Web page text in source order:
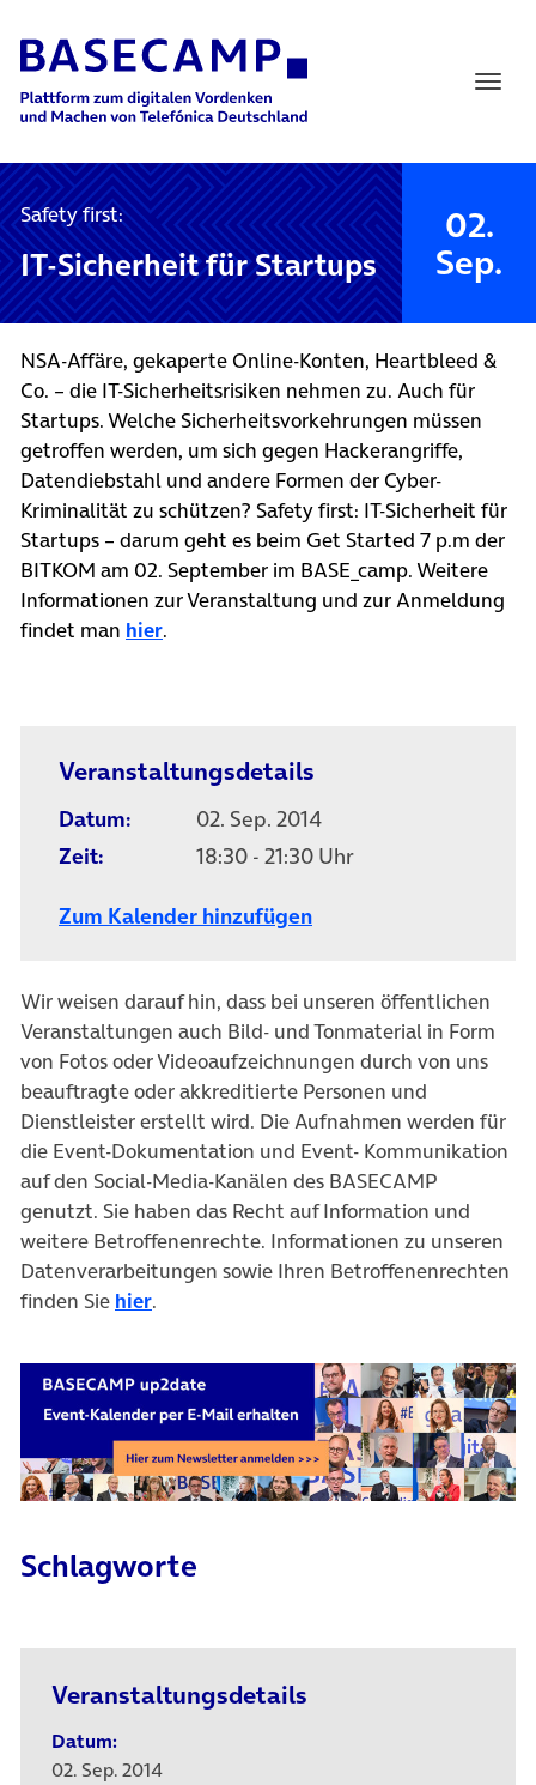
Main Navigation
Safety first:
IT-Sicherheit für Startups
02.
Sep.
NSA-Affäre, gekaperte Online-Konten, Heartbleed &
Co. – die IT-Sicherheitsrisiken nehmen zu. Auch für
Startups. Welche Sicherheitsvorkehrungen müssen
getroffen werden, um sich gegen Hackerangriffe,
Datendiebstahl und andere Formen der Cyber-
Kriminalität zu schützen? Safety first: IT-Sicherheit für
Startups – darum geht es beim Get Started 7 p.m der
BITKOM am 02. September im BASE_camp. Weitere
Informationen zur Veranstaltung und zur Anmeldung
findet man hier(öffnet in neuem Tab)
.
Veranstaltungsdetails
Datum:
02. Sep. 2014
Zeit:
18:30 - 21:30 Uhr
Zum Kalender hinzufügen
Wir weisen darauf hin, dass bei unseren öffentlichen
Veranstaltungen auch Bild- und Tonmaterial in Form
von Fotos oder Videoaufzeichnungen durch von uns
beauftragte oder akkreditierte Personen und
Dienstleister erstellt wird. Die Aufnahmen werden für
die Event-Dokumentation und Event- Kommunikation
auf den Social-Media-Kanälen des BASECAMP
genutzt. Sie haben das Recht auf Information und
weitere Betroffenenrechte. Informationen zu unseren
Datenverarbeitungen sowie Ihren Betroffenenrechten
finden Sie hier.
Schlagworte
Veranstaltungsdetails
Datum:
02. Sep. 2014